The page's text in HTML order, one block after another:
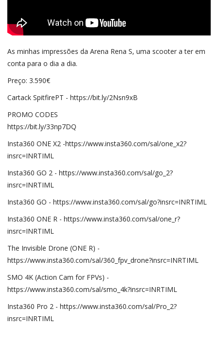
As minhas impressões da Arena Rena S, uma scooter a ter em
conta para o dia a dia.
Preço: 3.590€
Cartack SpitfirePT - https://bit.ly/2Nsn9xB
PROMO CODES
https://bit.ly/33np7DQ
Insta360 ONE X2 -https://www.insta360.com/sal/one_x2?
insrc=INRTIML
Insta360 GO 2 - https://www.insta360.com/sal/go_2?
insrc=INRTIML
Insta360 GO - https://www.insta360.com/sal/go?insrc=INRTIML
Insta360 ONE R - https://www.insta360.com/sal/one_r?
insrc=INRTIML
The Invisible Drone (ONE R) -
https://www.insta360.com/sal/360_fpv_drone?insrc=INRTIML
SMO 4K (Action Cam for FPVs) -
https://www.insta360.com/sal/smo_4k?insrc=INRTIML
Insta360 Pro 2 - https://www.insta360.com/sal/Pro_2?
insrc=INRTIML